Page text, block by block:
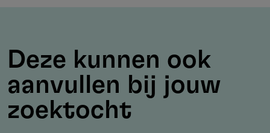
Aanvragen
Schriftelijk (zie contactgegevens).
Meesturen studenten geneeskunde
Projectplan
Deze kunnen ook
aanvullen bij jouw
zoektocht